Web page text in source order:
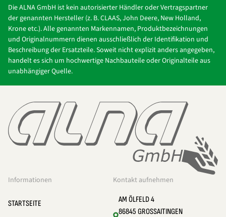
Die ALNA GmbH ist kein autorisierter Händler oder Vertragspartner
der genannten Hersteller (z. B. CLAAS, John Deere, New Holland,
Krone etc.). Alle genannten Markennamen, Produktbezeichnungen
und Originalnummern dienen ausschließlich der Identifikation und
Beschreibung der Ersatzteile. Soweit nicht explizit anders angegeben,
handelt es sich um hochwertige Nachbauteile oder Originalteile aus
unabhängiger Quelle.
Informationen
STARTSEITE
Kontakt aufnehmen
AM ÖLFELD 4
86845 GROSSAITINGEN